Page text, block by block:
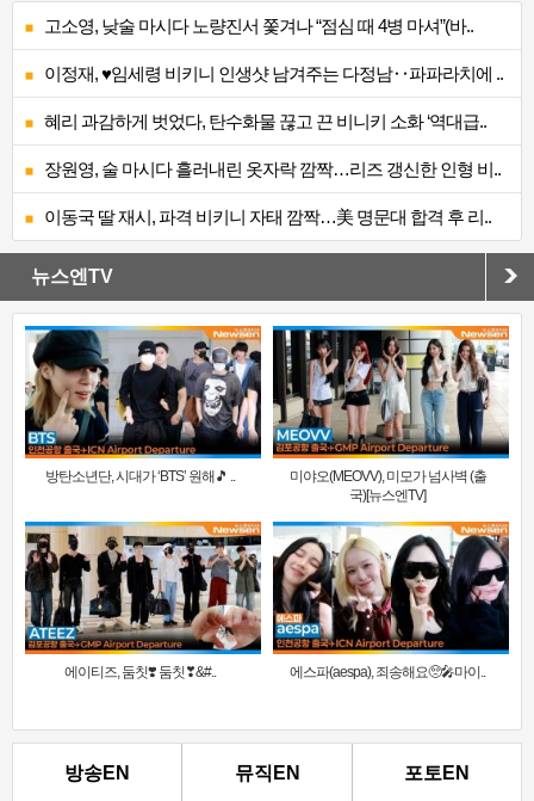
고소영, 낮술 마시다 노량진서 쫓겨나 “점심 때 4병 마셔”(바..
이정재, ♥임세령 비키니 인생샷 남겨주는 다정남‥파파라치에 ..
혜리 과감하게 벗었다, 탄수화물 끊고 끈 비니키 소화 ‘역대급..
장원영, 술 마시다 흘러내린 옷자락 깜짝…리즈 갱신한 인형 비..
이동국 딸 재시, 파격 비키니 자태 깜짝…美 명문대 합격 후 리..
뉴스엔TV
방탄소년단, 시대가 ‘BTS’ 원해🎵 ..
미야오(MEOVV), 미모가 넘사벽 (출
국)[뉴스엔TV]
에이티즈, 둠칫❣️ 둠칫❣&#.. 에스파(aespa), 죄송해요🥺🎤마이..
방송EN 뮤직EN 포토EN